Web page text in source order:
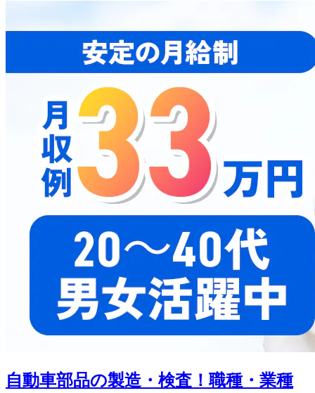
自動車部品の製造・検査！職種・業種